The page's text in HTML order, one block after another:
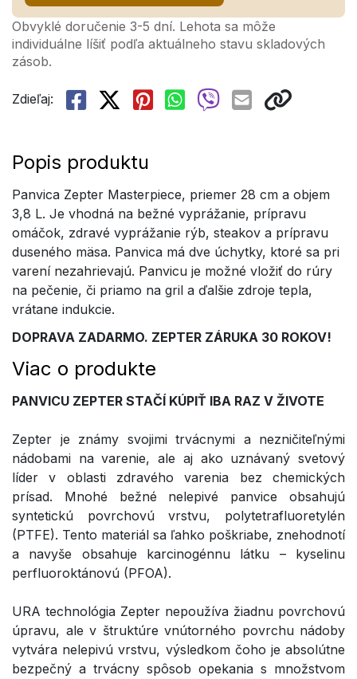
Obvyklé doručenie 3-5 dní. Lehota sa môže
individuálne líšiť podľa aktuálneho stavu skladových
zásob.
Zdieľaj:
Popis produktu
Panvica Zepter Masterpiece, priemer 28 cm a objem
3,8 L. Je vhodná na bežné vyprážanie, prípravu
omáčok, zdravé vyprážanie rýb, steakov a prípravu
duseného mäsa. Panvica má dve úchytky, ktoré sa pri
varení nezahrievajú. Panvicu je možné vložiť do rúry
na pečenie, či priamo na gril a ďalšie zdroje tepla,
vrátane indukcie.
DOPRAVA ZADARMO. ZEPTER ZÁRUKA 30 ROKOV!
Viac o produkte
PANVICU ZEPTER STAČÍ KÚPIŤ IBA RAZ V ŽIVOTE
Zepter je známy svojimi trvácnymi a nezničiteľnými
nádobami na varenie, ale aj ako uznávaný svetový
líder v oblasti zdravého varenia bez chemických
prísad. Mnohé bežné nelepivé panvice obsahujú
syntetickú povrchovú vrstvu, polytetrafluoretylén
(PTFE). Tento materiál sa ľahko poškriabe, znehodnotí
a navyše obsahuje karcinogénnu látku – kyselinu
perfluoroktánovú (PFOA).
URA technológia Zepter nepoužíva žiadnu povrchovú
úpravu, ale v štruktúre vnútorného povrchu nádoby
vytvára nelepivú vrstvu, výsledkom čoho je absolútne
bezpečný a trvácny spôsob opekania s množstvom